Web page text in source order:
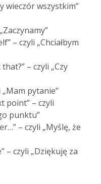
wieczór wszystkim”
– czyli „Chciałbym
– czyli „Czy
„Mam pytanie”
point” – czyli
punktu”
– czyli „Myślę, że
– czyli „Dziękuję za